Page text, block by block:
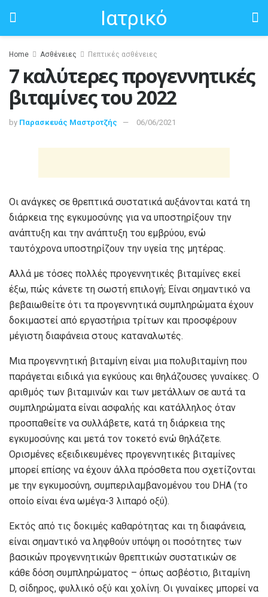
Ιατρικό
Home Ασθένειες Πεπτικές ασθένειες
7 καλύτερες προγεννητικές
βιταμίνες του 2022
by Παρασκευάς Μαστροτζής 06/06/2021
Οι ανάγκες σε θρεπτικά συστατικά αυξάνονται κατά τη
διάρκεια της εγκυμοσύνης για να υποστηρίξουν την
ανάπτυξη και την ανάπτυξη του εμβρύου, ενώ
ταυτόχρονα υποστηρίζουν την υγεία της μητέρας.
Αλλά με τόσες πολλές προγεννητικές βιταμίνες εκεί
έξω, πώς κάνετε τη σωστή επιλογή; Είναι σημαντικό να
βεβαιωθείτε ότι τα προγεννητικά συμπληρώματα έχουν
δοκιμαστεί από εργαστήρια τρίτων και προσφέρουν
μέγιστη διαφάνεια στους καταναλωτές.
Μια προγεννητική βιταμίνη είναι μια πολυβιταμίνη που
παράγεται ειδικά για εγκύους και θηλάζουσες γυναίκες. Ο
αριθμός των βιταμινών και των μετάλλων σε αυτά τα
συμπληρώματα είναι ασφαλής και κατάλληλος όταν
προσπαθείτε να συλλάβετε, κατά τη διάρκεια της
εγκυμοσύνης και μετά τον τοκετό ενώ θηλάζετε.
Ορισμένες εξειδικευμένες προγεννητικές βιταμίνες
μπορεί επίσης να έχουν άλλα πρόσθετα που σχετίζονται
με την εγκυμοσύνη, συμπεριλαμβανομένου του DHA (το
οποίο είναι ένα ωμέγα-3 λιπαρό οξύ).
Εκτός από τις δοκιμές καθαρότητας και τη διαφάνεια,
είναι σημαντικό να ληφθούν υπόψη οι ποσότητες των
βασικών προγεννητικών θρεπτικών συστατικών σε
κάθε δόση συμπληρώματος – όπως ασβέστιο, βιταμίνη
D, σίδηρος, φυλλικό οξύ και χολίνη. Οι γυναίκες μπορεί να